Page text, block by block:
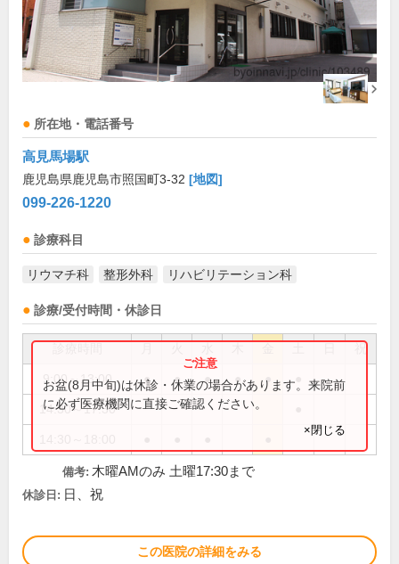
所在地・電話番号
高見馬場駅
鹿児島県鹿児島市照国町3-32 [地図]
099-226-1220
診療科目
リウマチ科 整形外科 リハビリテーション科
診療/受付時間・休診日
祝
9:00～13:00 ● ● ● ● ●
14:30～17:30
お盆(8月中旬)は休診・休業の場合があります。来院前
に必ず医療機関に直接ご確認ください。
×閉じる
備考: 木曜AMのみ 土曜17:30まで
休診日: 日、祝
この医院の詳細をみる